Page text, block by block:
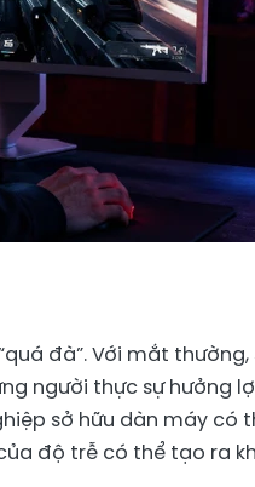
đà”. Với mắt thường,
người thực sự hưởng
sở hữu dàn máy có
độ trễ có thể tạo ra